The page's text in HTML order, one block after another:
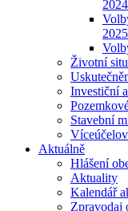
2024
2025
Životní
Investiční
Stavební
Aktuálně
Hlášení
Aktuality
Kalendář
Zpravodaj